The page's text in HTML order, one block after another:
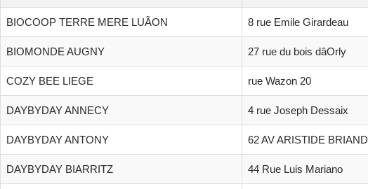
BIOCOOP TERRE MERE LUÃON 8 rue Emile Girardeau
BIOMONDE AUGNY 27 rue du bois dâOrly
COZY BEE LIEGE rue Wazon 20
DAYBYDAY ANNECY 4 rue Joseph Dessaix
DAYBYDAY ANTONY 62 AV ARISTIDE BRIAND
DAYBYDAY BIARRITZ 44 Rue Luis Mariano